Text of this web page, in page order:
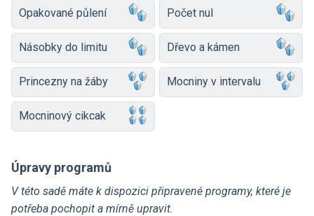
Opakované půlení Počet nul
Násobky do limitu Dřevo a kámen
Princezny na žáby Mocniny v intervalu
Mocninový cikcak
Úpravy programů
V této sadě máte k dispozici připravené programy, které je
potřeba pochopit a mírně upravit.